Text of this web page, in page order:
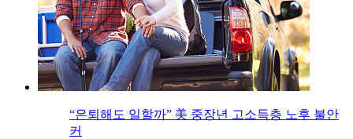
“은퇴해도 일할까” 美 중장년 고소득층 노후 불안
커